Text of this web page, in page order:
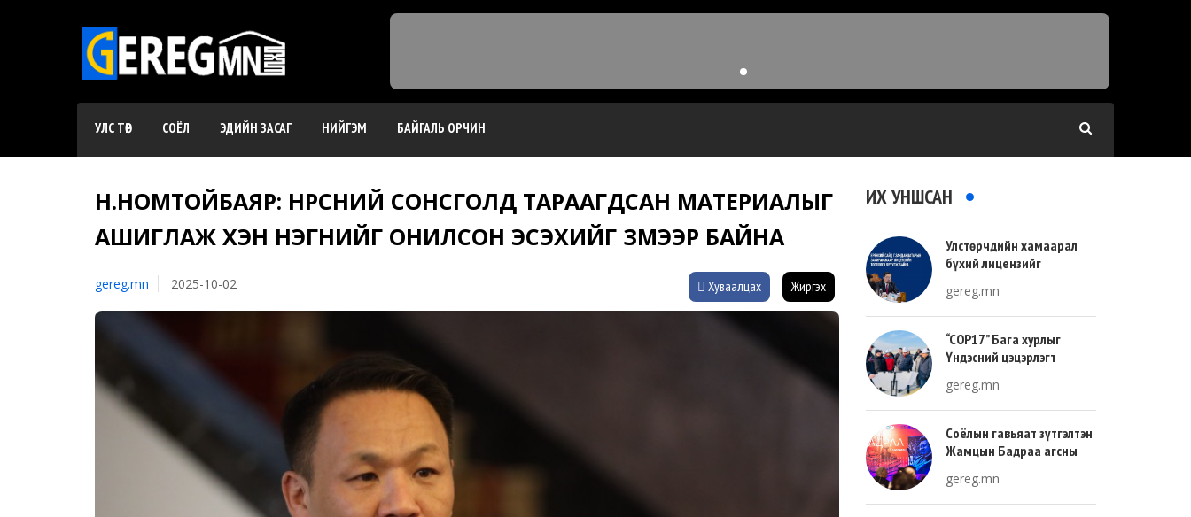
УЛС ТӨР СОЁЛ ЭДИЙН ЗАСАГ НИЙГЭМ БАЙГАЛЬ ОРЧИН
Н.НОМТОЙБАЯР: НҮҮРСНИЙ СОНСГОЛД ТАРААГДСАН МАТЕРИАЛЫГ
АШИГЛАЖ ХЭН НЭГНИЙГ ОНИЛСОН ЭСЭХИЙГ ҮЗМЭЭР БАЙНА
gereg.mn 2025-10-02 Хуваалцах Жиргэх
ИХ УНШСАН
Улстөрчдийн хамаарал
бүхий лицензийг
gereg.mn
“COP17” Бага хурлыг
Үндэсний цэцэрлэгт
зохион байгуулна
gereg.mn
Соёлын гавьяат зүтгэлтэн
Жамцын Бадраа агсны
тохиож байна
gereg.mn